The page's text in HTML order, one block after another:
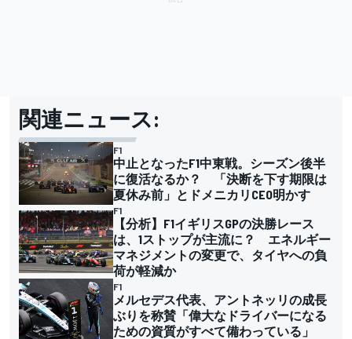
関連ニュース:
F1
中止となったF1中東戦。シーズン後半
に復活なるか？ 「決断を下す期限は
夏休み前」とドメニカリCEO明かす
F1
【分析】F1イギリスGPの決勝レース
は、1ストップが主流に？ エネルギー
マネジメントの変更で、タイヤへの負
荷が軽減か
F1
メルセデス代表、アントネッリの成長
ぶりを称賛「偉大なドライバーになる
ための資質がすべて備わっている」